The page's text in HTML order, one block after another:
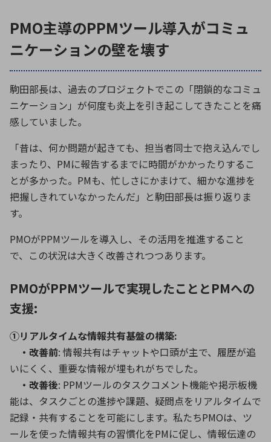
PMO主導のPPMツール導入がコミュ
ニケーションの壁を壊す
駒田部長は、過去のプロジェクトでこの「閉鎖的なコミュ
ニケーション」が何度も炎上を引き起こしてきたことを痛
感していました。
「昔は、何か問題が起きても、担当者同士で抱え込んでし
まったり、 PMに報告するまでに時間がかかったりするこ
とが多かった。 PMも、忙しさにかまけて、細かな進捗を
把握しきれていなかったんだ」と駒田部長は振り返りま
す。
PMOがPPMツールを導入し、その活用を推進すること
で、この状況は大きく改善されつつあります。
PMOがPPMツールで実現したこととPMへの
支援:
①リアルタイムな情報共有基盤の構築:
・改善前: 情報共有はチャットや口頭が主で、履歴が追
いにくく、重要な情報が埋もれがちでした。
・改善後: PPMツールのタスクコメント機能や掲示板機
能は、タスクごとの進捗や課題、疑問点をリアルタイムで
記録・共有することを可能にします。私たちPMOは、ツ
ールを使った情報共有の習慣化をPMに促し、情報伝達の